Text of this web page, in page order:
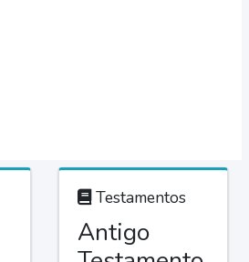
Testamentos
Antigo